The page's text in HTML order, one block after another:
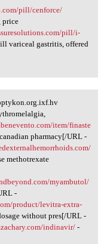
pill/cenforce/
price
pill/i-
variceal gastritis, offered
item/finaste
pharmacy[/URL -
methotrexate
myambutol/
-
product/levitra-extra-
without pres[/URL -
indinavir/-